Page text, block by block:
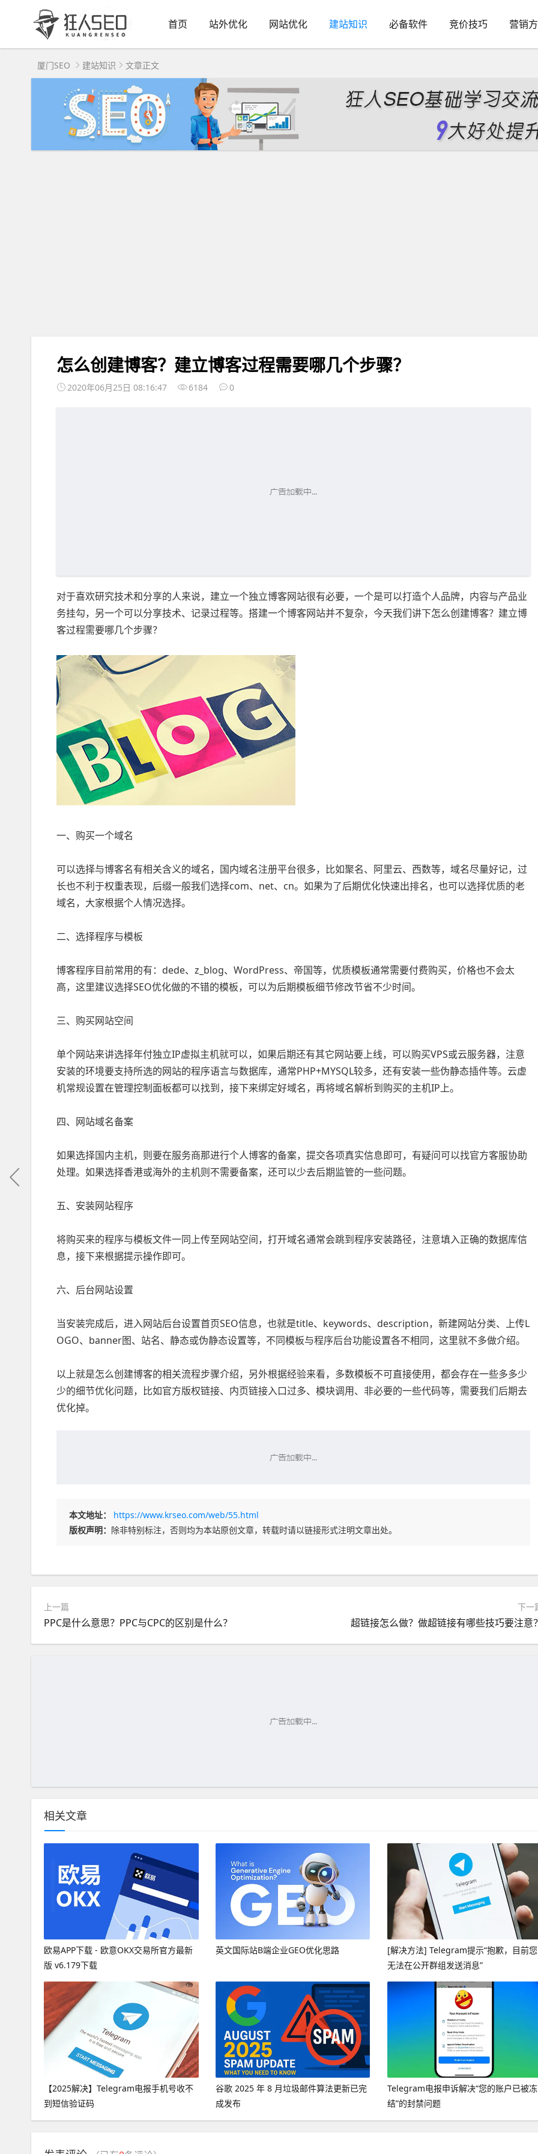
首页 站外优化 网站优化 建站知识 必备软件 竞价技巧 营销
厦门SEO 建站知识 文章正文
怎么创建博客？建立博客过程需要哪几个步骤？
2020年06月25日 08:16:47 6184 0
对于喜欢研究技术和分享的人来说，建立一个独立博客网站很有必要，一个是可以打造个人品牌，内容与产品业
务挂勾，另一个可以分享技术、记录过程等。搭建一个博客网站并不复杂，今天我们讲下怎么创建博客？建立博
客过程需要哪几个步骤？
一、购买一个域名
可以选择与博客名有相关含义的域名，国内域名注册平台很多，比如聚名、阿里云、西数等，域名尽量好记，过
长也不利于权重表现，后缀一般我们选择com、net、cn。如果为了后期优化快速出排名，也可以选择优质的老
域名，大家根据个人情况选择。
二、选择程序与模板
博客程序目前常用的有：dede、z_blog、WordPress、帝国等，优质模板通常需要付费购买，价格也不会太
高，这里建议选择SEO优化做的不错的模板，可以为后期模板细节修改节省不少时间。
三、购买网站空间
单个网站来讲选择年付独立IP虚拟主机就可以，如果后期还有其它网站要上线，可以购买VPS或云服务器，注意
安装的环境要支持所选的网站的程序语言与数据库，通常PHP+MYSQL较多，还有安装一些伪静态插件等。云虚
机常规设置在管理控制面板都可以找到，接下来绑定好域名，再将域名解析到购买的主机IP上。
四、网站域名备案
如果选择国内主机，则要在服务商那进行个人博客的备案，提交各项真实信息即可，有疑问可以找官方客服协助
处理。如果选择香港或海外的主机则不需要备案，还可以少去后期监管的一些问题。
五、安装网站程序
将购买来的程序与模板文件一同上传至网站空间，打开域名通常会跳到程序安装路径，注意填入正确的数据库信
息，接下来根据提示操作即可。
六、后台网站设置
当安装完成后，进入网站后台设置首页SEO信息，也就是title、keywords、description，新建网站分类、上传L
OGO、banner图、站名、静态或伪静态设置等，不同模板与程序后台功能设置各不相同，这里就不多做介绍。
以上就是怎么创建博客的相关流程步骤介绍，另外根据经验来看，多数模板不可直接使用，都会存在一些多多少
少的细节优化问题，比如官方版权链接、内页链接入口过多、模块调用、非必要的一些代码等，需要我们后期去
优化掉。
本文地址：
https://www.krseo.com/web/55.html
版权声明： 除非特别标注，否则均为本站原创文章，转载时请以链接形式注明文章出处。
上一篇
PPC是什么意思？PPC与CPC的区别是什么？
下一
超链接怎么做？做超链接有哪些技巧要注意
相关文章
欧易APP下载 - 欧意OKX交易所官方最新
版 v6.179下载
英文国际站B端企业GEO优化思路
[解决方法] Telegram提示“抱歉，目前您
无法在公开群组发送消息”
【2025解决】Telegram电报手机号收不
到短信验证码
谷歌 2025 年 8 月垃圾邮件算法更新已完
成发布
Telegram电报申诉解决“您的账户已被冻
结”的封禁问题